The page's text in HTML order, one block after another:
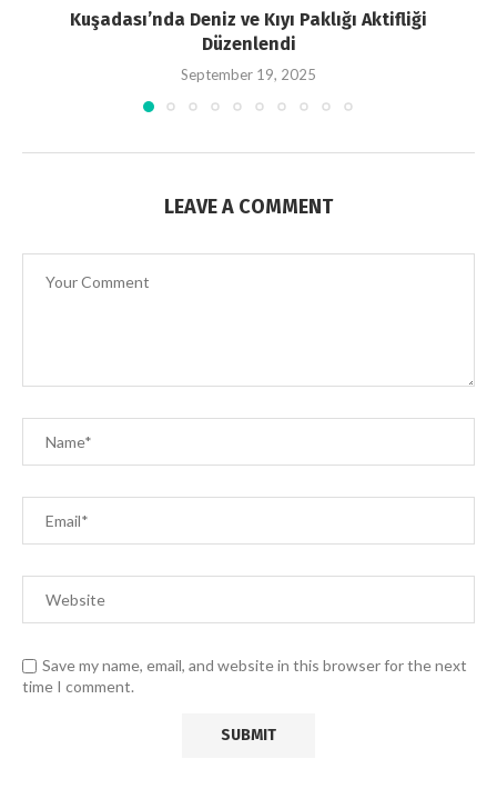
Kuşadası’nda Deniz ve Kıyı Paklığı Aktifliği
Düzenlendi
September 19, 2025
LEAVE A COMMENT
Save my name, email, and website in this browser for the next
time I comment.